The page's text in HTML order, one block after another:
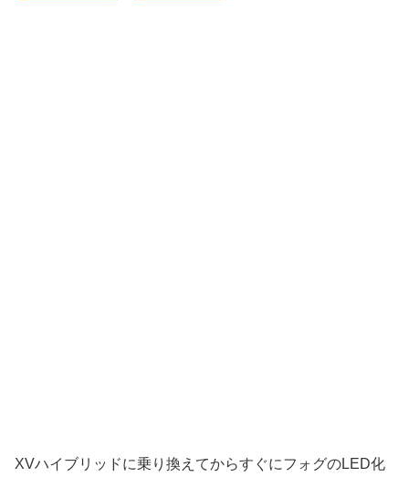
XVハイブリッドに乗り換えてからすぐにフォグのLED化